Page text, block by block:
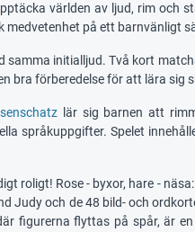
världen av ljud, rim och
på ett barnvänligt
initialljud. Två kort
bra förberedelse för att lära sig
lär sig barnen att
språkuppgifter. Spelet
roligt! Rose - byxor, hare -
Judy och de 48 bild- och
figurerna flyttas på spår, är